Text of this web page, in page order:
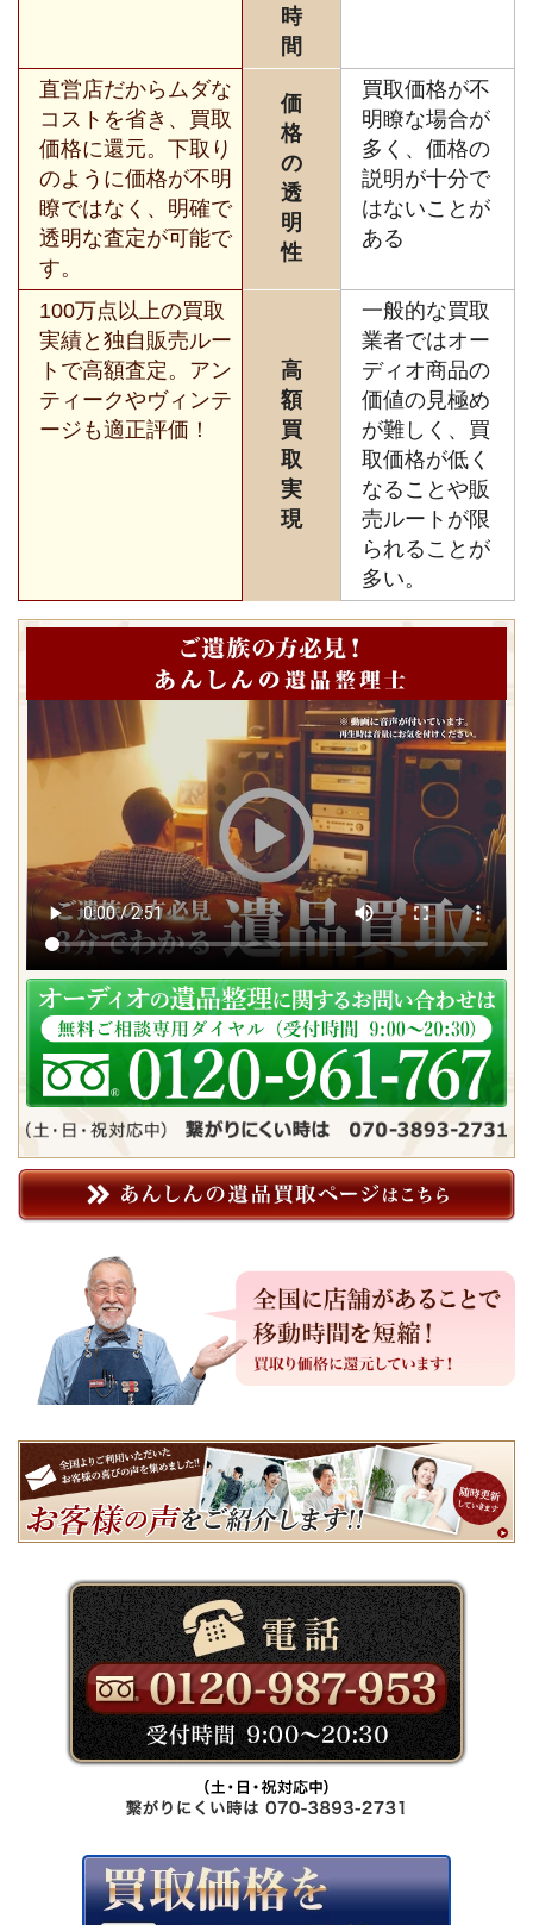
時
間
直営店だからムダな
コストを省き、買取
価格に還元。下取り
のように価格が不明
瞭ではなく、明確で
透明な査定が可能で
す。
価
格
の
透
明
性
買取価格が不
明瞭な場合が
多く、価格の
説明が十分で
はないことが
ある
100万点以上の買取
実績と独自販売ルー
トで高額査定。アン
ティークやヴィンテ
ージも適正評価！
高
額
買
取
実
現
一般的な買取
業者ではオー
ディオ商品の
価値の見極め
が難しく、買
取価格が低く
なることや販
売ルートが限
られることが
多い。